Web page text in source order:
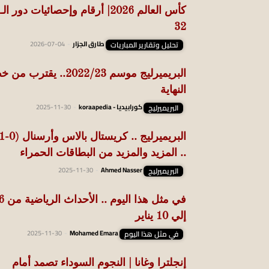
كأس العالم 2026| أرقام وإحصائيات دور الـ
32
تحليل وتقارير المباريات طارق الجزار 2026-07-04
البريميرليج موسم 2022/23.. يقترب
النهاية
البريميرليج كورابيديا - koraapedia 2025-11-30
.. المزيد والمزيد من البطاقات الحمراء
البريميرليج Ahmed Nasser
2025-11-30
في مثل
إلي 10 يناير
في مثل هذا اليوم Mohamed Emara
2025-11-30
إنجلترا وغانا | النجوم السوداء تصمد أمام